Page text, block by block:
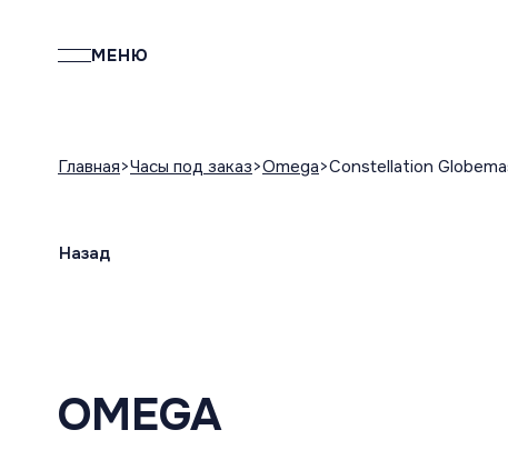
МЕНЮ
Главная Часы под заказ Omega Constellation
Назад
OMEGA